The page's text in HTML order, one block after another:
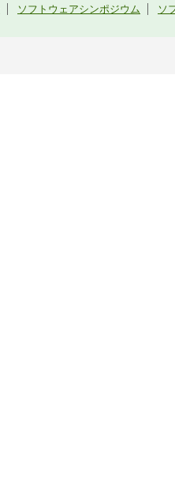
ソフトウェアシンポジウム ソ